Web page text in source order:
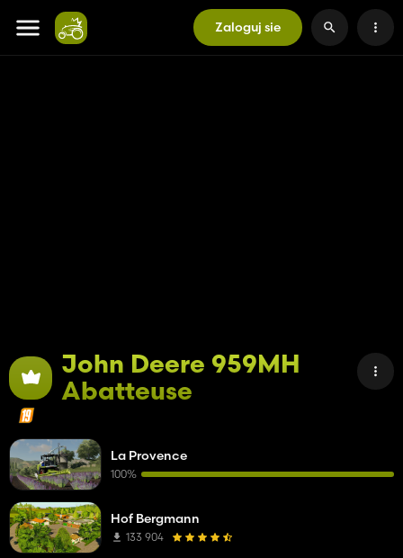
Zaloguj sie
John Deere 959MH
Abatteuse
La Provence
100%
Hof Bergmann
133 904